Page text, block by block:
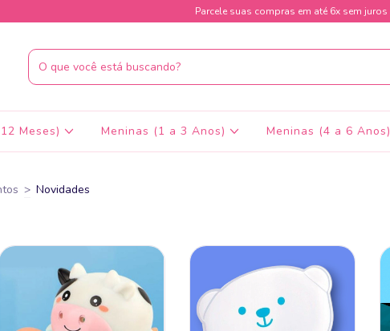
Parcele suas compras em até 6x sem juros
Meses) Meninas (1 a 3 Anos) Meninas (4 a 6 Anos)
> Novidades